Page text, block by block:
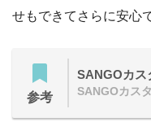
せもできてさらに安心
参考
SANGOカス
SANGOカス